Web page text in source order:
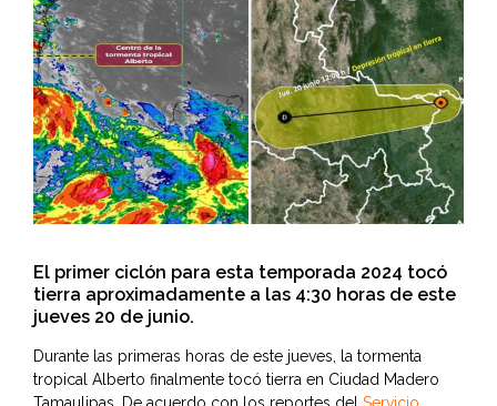
El primer ciclón para esta temporada 2024 tocó
tierra aproximadamente a las 4:30 horas de este
jueves 20 de junio.
Durante las primeras horas de este jueves, la tormenta
tropical Alberto finalmente tocó tierra en Ciudad Madero